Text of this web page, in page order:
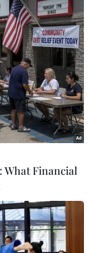
Vietnam+)
What Financial